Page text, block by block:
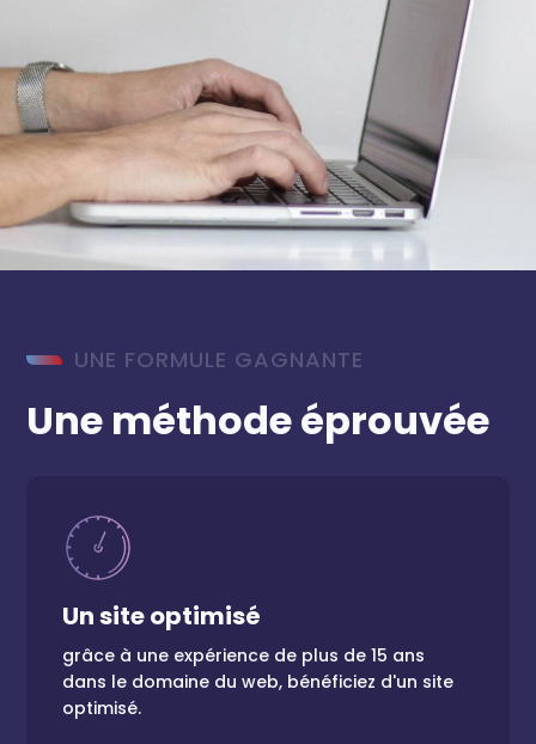
UNE FORMULE GAGNANTE
Une méthode éprouvée
Un site optimisé
grâce à une expérience de plus de 15 ans
dans le domaine du web, bénéficiez d'un site
optimisé.
Un site rapide, c'est des utilisateurs qui restent
et une meilleure indexation.